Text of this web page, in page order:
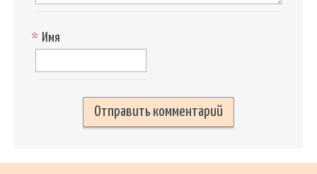
Имя
*